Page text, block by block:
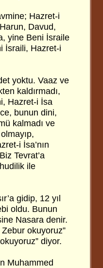
Hazret-i
Davud,
yine Beni İsraile
İsraili, Hazret-i
yoktu. Vaaz ve
kaldırmadı,
Hazret-i İsa
bunun dini,
kalmadı ve
i İsa’nın
Tevrat’a
ile
gidip, 12 yıl
oldu. Bunun
Nasara denir.
okuyoruz”
diyor.
Muhammed